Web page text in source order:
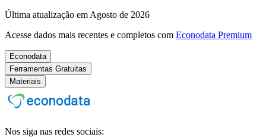
Última atualização em Agosto de 2026
Acesse dados mais recentes e completos com Econodata Premium
Econodata
Ferramentas Gratuitas
Materiais
Nos siga nas redes sociais: